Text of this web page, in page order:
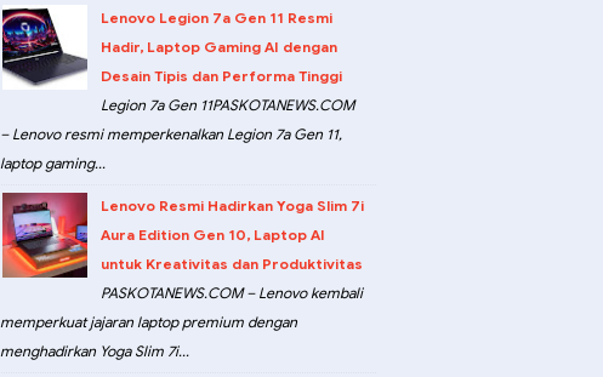
Lenovo Legion 7a Gen 11 Resmi
Hadir, Laptop Gaming AI dengan
Desain Tipis dan Performa Tinggi
Legion 7a Gen 11PASKOTANEWS.COM
– Lenovo resmi memperkenalkan Legion 7a Gen 11,
laptop gaming...
Lenovo Resmi Hadirkan Yoga Slim 7i
Aura Edition Gen 10, Laptop AI
untuk Kreativitas dan Produktivitas
PASKOTANEWS.COM – Lenovo kembali
memperkuat jajaran laptop premium dengan
menghadirkan Yoga Slim 7i...